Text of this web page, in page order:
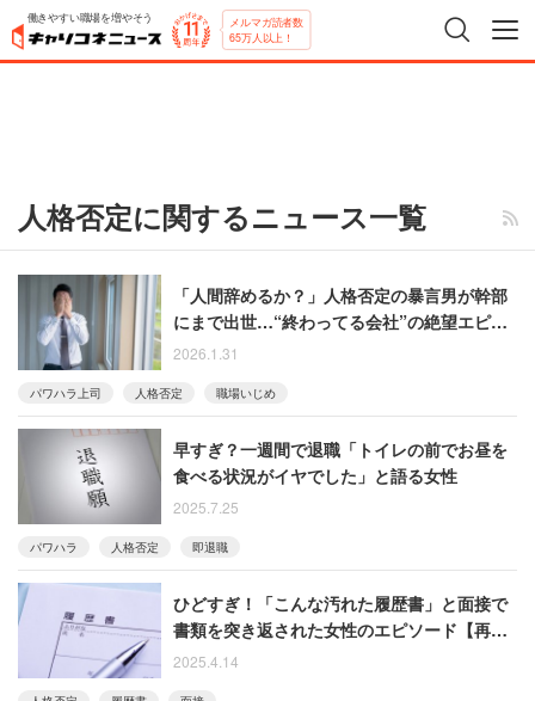
働きやすい職場を増やそう メルマガ読者数
65万人以上！
人格否定に関するニュース一覧
「人間辞めるか？」人格否定の暴言男が幹部
にまで出世…“終わってる会社”の絶望エピソ
ード
2026.1.31
パワハラ上司 人格否定 職場いじめ
早すぎ？一週間で退職「トイレの前でお昼を
食べる状況がイヤでした」と語る女性
2025.7.25
パワハラ 人格否定 即退職
ひどすぎ！「こんな汚れた履歴書」と面接で
書類を突き返された女性のエピソード【再配
信】
2025.4.14